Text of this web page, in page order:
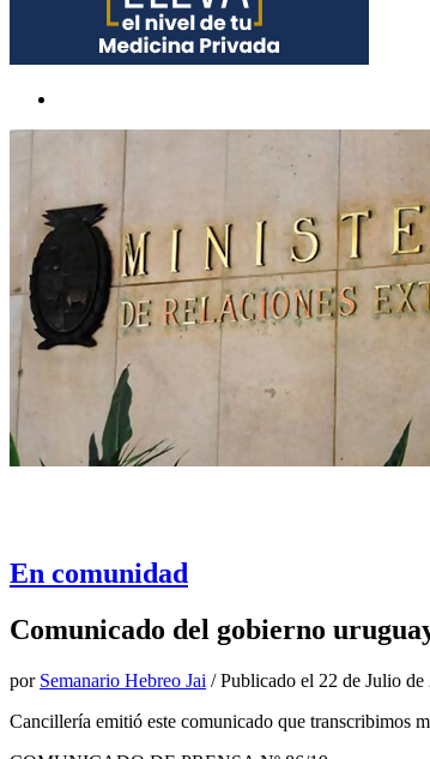
En comunidad
Comunicado del gobierno
por Semanario Hebreo Jai / Publicado el 22 de Julio de
Cancillería emitió este comunicado que transcribimos